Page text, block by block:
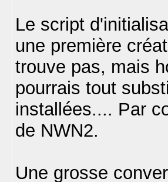
Le script
une première
trouve pas, mais
pourrais tout
installées.... Par
de NWN2.
Une grosse